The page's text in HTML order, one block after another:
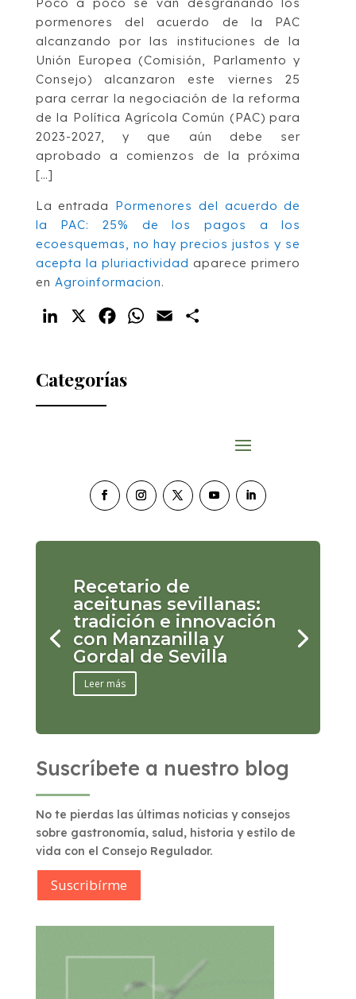
pormenores del acuerdo de la PAC
alcanzando por las instituciones de la
Unión Europea (Comisión, Parlamento y
Consejo) alcanzaron este viernes 25
para cerrar la negociación de la reforma
de la Política Agrícola Común (PAC) para
2023-2027, y que aún debe ser
aprobado a comienzos de la próxima
[…]
La entrada Pormenores del acuerdo de
la PAC: 25% de los pagos a los
ecoesquemas, no hay precios justos y se
acepta la pluriactividad aparece primero
en Agroinformacion.
LinkedIn FacebookWhatsApp
Email
Categorías
Recetario de
aceitunas sevillanas:
tradición e innovación
con Manzanilla y
Gordal de Sevilla
Leer más
Suscríbete a nuestro blog
No te pierdas las últimas noticias y consejos
sobre gastronomía, salud, historia y estilo de
vida con el Consejo Regulador.
Suscribírme